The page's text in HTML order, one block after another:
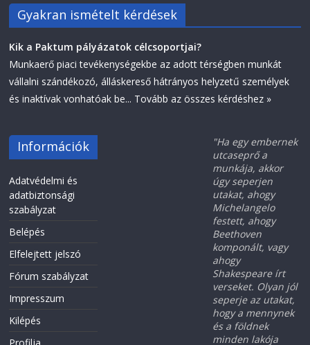
Gyakran ismételt kérdések
Kik a Paktum pályázatok célcsoportjai?
Munkaerő piaci tevékenységekbe az adott térségben munkát
vállalni szándékozó, álláskereső hátrányos helyzetű személyek
és inaktívak vonhatóak be... Tovább az összes kérdéshez »
Információk
Adatvédelmi és
adatbiztonsági
szabályzat
Belépés
Elfelejtett jelszó
Fórum szabályzat
Impresszum
Kilépés
Profilja
"Ha egy embernek
utcaseprő a
munkája, akkor
úgy seperjen
utakat, ahogy
Michelangelo
festett, ahogy
Beethoven
komponált, vagy
ahogy
Shakespeare írt
verseket. Olyan jól
seperje az utakat,
hogy a mennynek
és a földnek
minden lakója